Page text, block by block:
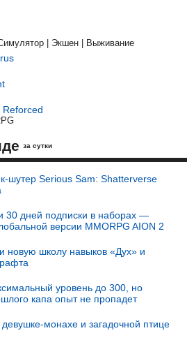
| Экшен | Выживание
за сутки
шутер Serious Sam: Shatterverse
30 дней подписки в наборах —
версии MMORPG AION 2
новую школу навыков «Дух» и
уровень до 300, но
капа опыт не пропадет
монахе и загадочной птице